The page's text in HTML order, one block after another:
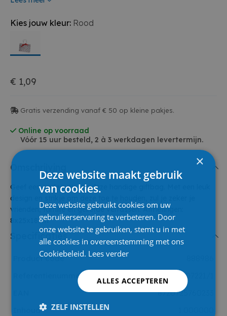
Kies jouw kleur: Rood
€ 1,09
Gratis verzending vanaf € 50 op kleine pakjes.
Online op voorraad
Vóór 15 uur besteld, 2 à 3 werkdagen levertermijn.
Omschrijving
Geef een cadeautje via deze handige giftbag. Met een leuk
design en strikje om deze toe te houden, zul je zeker je
vrienden, familie en geliefde verrassen. Afmetingen:
8x25x18cm
Specificaties
Product code
Referentienummer leverancier
807221/1
8720725760233
Inhoud
×
Deze website maakt gebruik
van cookies.
Deze website gebruikt cookies om uw
gebruikerservaring te verbeteren. Door
onze website te gebruiken, stemt u in met
alle cookies in overeenstemming met ons
Cookiebeleid. Lees verder
ALLES ACCEPTEREN
ZELF INSTELLEN